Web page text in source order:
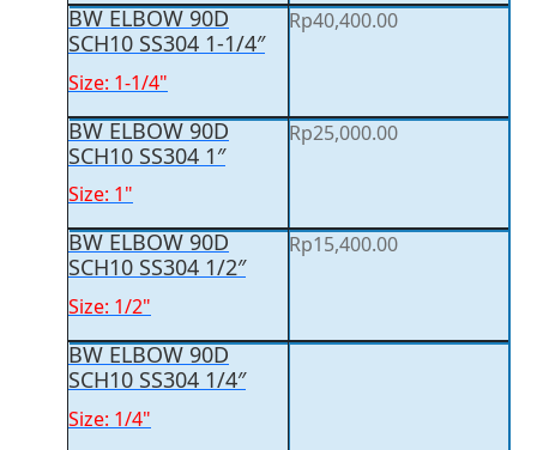
BW ELBOW 90D
SCH10 SS304 1-1/4″
Size: 1-1/4"
Rp40,400.00
BW ELBOW 90D
SCH10 SS304 1″
Size: 1"
Rp25,000.00
BW ELBOW 90D
SCH10 SS304 1/2″
Size: 1/2"
Rp15,400.00
BW ELBOW 90D
SCH10 SS304 1/4″
Size: 1/4"